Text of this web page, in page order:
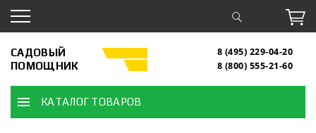
САДОВЫЙ
ПОМОЩНИК
8 (495) 229-04-20
8 (800) 555-21-60
КАТАЛОГ ТОВАРОВ